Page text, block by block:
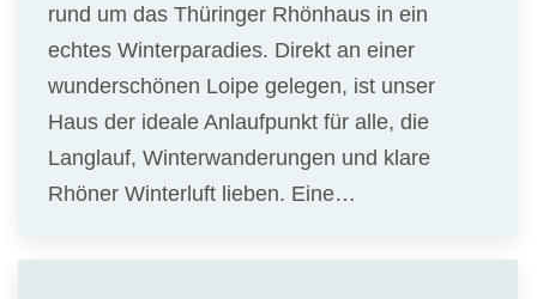
rund um das Thüringer Rhönhaus in ein
echtes Winterparadies. Direkt an einer
wunderschönen Loipe gelegen, ist unser
Haus der ideale Anlaufpunkt für alle, die
Langlauf, Winterwanderungen und klare
Rhöner Winterluft lieben. Eine…